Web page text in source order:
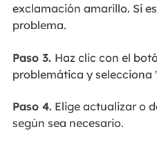
exclamación amarillo. Si
problema.
Paso 3. Haz clic con el
problemática y selecciona
Paso 4.Elige actualizar o
según sea necesario.